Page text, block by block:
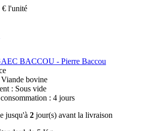
€ l'unité
BACCOU - Pierre Baccou
bovine
: Sous vide
: 4 jours
jusqu'à 2 jour(s) avant la livraison